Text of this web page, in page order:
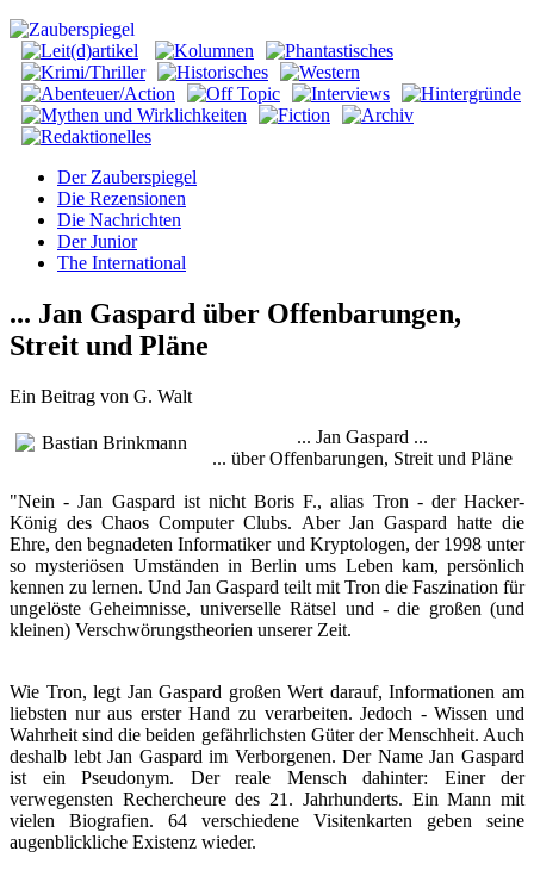
Der Zauberspiegel
Die Rezensionen
Die Nachrichten
Der Junior
The International
... Jan Gaspard über Offenbarungen,
Streit und Pläne
Ein Beitrag von G. Walt
... Jan Gaspard ...
... über Offenbarungen, Streit und Pläne
"Nein - Jan Gaspard ist nicht Boris F., alias Tron - der Hacker-
König des Chaos Computer Clubs. Aber Jan Gaspard hatte die
Ehre, den begnadeten Informatiker und Kryptologen, der 1998 unter
so mysteriösen Umständen in Berlin ums Leben kam, persönlich
kennen zu lernen. Und Jan Gaspard teilt mit Tron die Faszination für
ungelöste Geheimnisse, universelle Rätsel und - die großen (und
kleinen) Verschwörungstheorien unserer Zeit.
Wie Tron, legt Jan Gaspard großen Wert darauf, Informationen am
liebsten nur aus erster Hand zu verarbeiten. Jedoch - Wissen und
Wahrheit sind die beiden gefährlichsten Güter der Menschheit. Auch
deshalb lebt Jan Gaspard im Verborgenen. Der Name Jan Gaspard
ist ein Pseudonym. Der reale Mensch dahinter: Einer der
verwegensten Rechercheure des 21. Jahrhunderts. Ein Mann mit
vielen Biografien. 64 verschiedene Visitenkarten geben seine
augenblickliche Existenz wieder.